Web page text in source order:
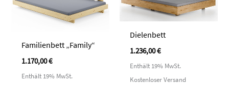
Familienbett „Family“
1.170,00€
Enthält 19% MwSt.
Dielenbett
1.236,00€
Enthält 19% MwSt.
Kostenloser Versand